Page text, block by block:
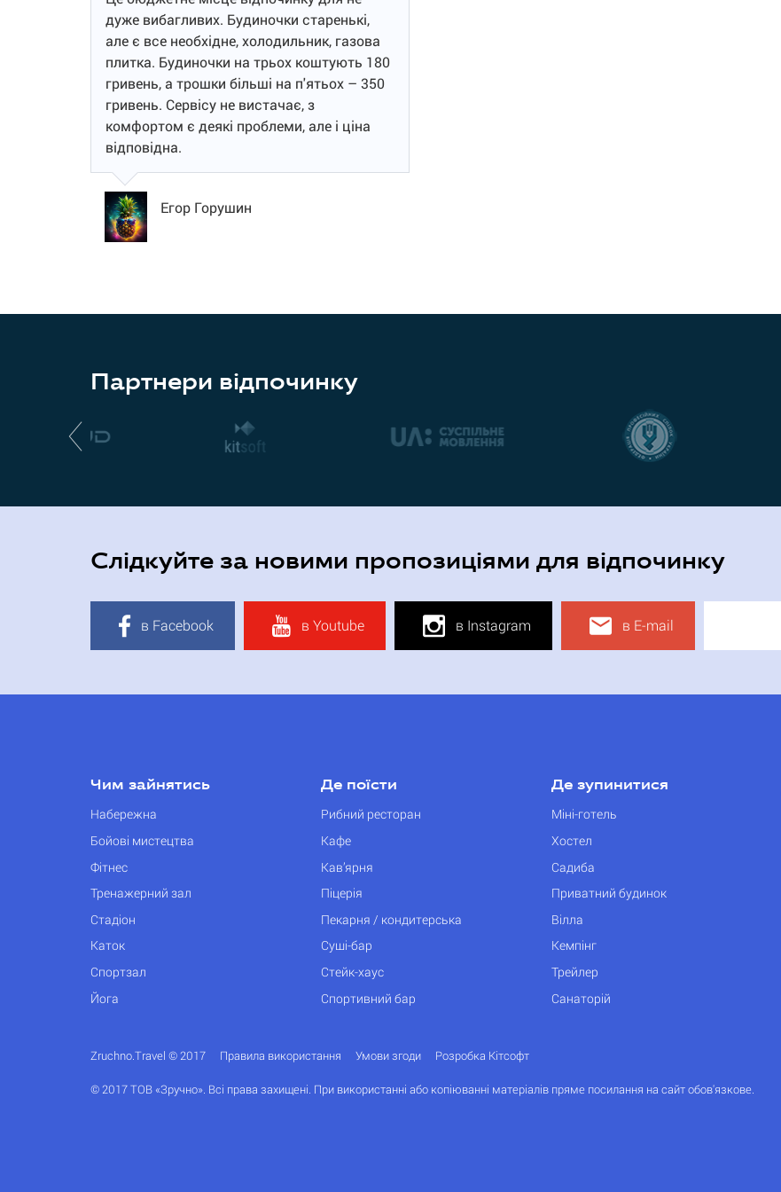
дуже вибагливих. Будиночки старенькі,
але є все необхідне, холодильник, газова
плитка. Будиночки на трьох коштують 180
гривень, а трошки більші на п'ятьох – 350
гривень. Сервісу не вистачає, з
комфортом є деякі проблеми, але і ціна
відповідна.
Егор Горушин
Партнери відпочинку
Слідкуйте за новими пропозиціями для відпочинку
в Facebook в Youtube в Instagram в E-mail
Чим зайнятись
Набережна
Бойові мистецтва
Фітнес
Тренажерний зал
Стадіон
Каток
Спортзал
Йога
Де поїсти
Рибний ресторан
Кафе
Кав’ярня
Піцерія
Пекарня / кондитерська
Суші-бар
Стейк-хаус
Спортивний бар
Де зупинитися
Міні-готель
Хостел
Садиба
Приватний будинок
Вілла
Кемпінг
Трейлер
Санаторій
Zruchno.Travel © 2017 Правила використання Умови згоди Розробка Кітсофт
© 2017 ТОВ «Зручно». Всі права захищені. При використанні або копіюванні матеріалів пряме посилання на сайт обов'язкове.